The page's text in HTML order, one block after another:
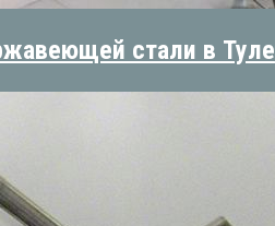
стали в Туле